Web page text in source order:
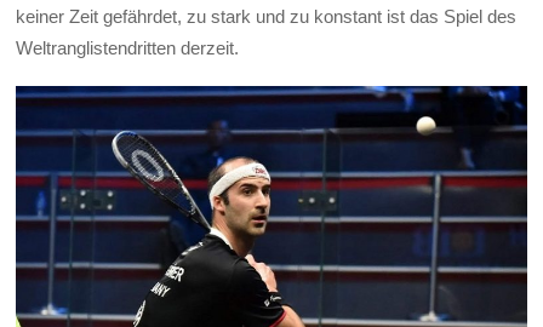
keiner Zeit gefährdet, zu stark und zu konstant ist das Spiel des
Weltranglistendritten derzeit.